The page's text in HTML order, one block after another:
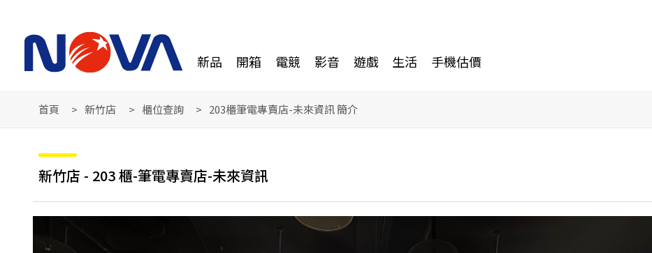
新品 開箱 電競 影音 遊戲 生活 手機估價
首頁 新竹店 櫃位查詢 203櫃筆電專賣店-未來資訊 簡介
新竹店 - 203 櫃-筆電專賣店-未來資訊